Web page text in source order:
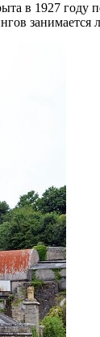
в 1927 году
занимается